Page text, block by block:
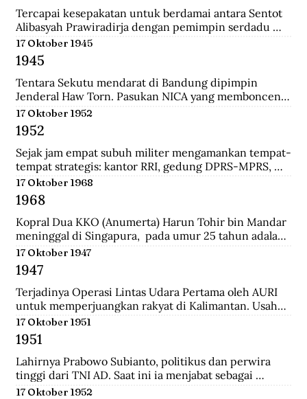
Tercapai kesepakatan untuk berdamai antara Sentot
Alibasyah Prawiradirja dengan pemimpin serdadu
Belanda sehingga Sentot menghentikan peperangan.
Sentot Alibasyah (Pasha 'yang tinggi') menjadi
panglima di pasukan Diponegoro waktu masih
berumur 17 tahun. Ia adalah keturunan bupati
Madiun.
17 Oktober 1945
1945
Tentara Sekutu mendarat di Bandung dipimpin
Jenderal Haw Torn. Pasukan NICA yang membonceng
Sekutu berusaha mengembalikan kekuasaan Belanda
di Indonesia. Secara sepihak Sekutu meminta agar
senjata yang dilucuti pasukan TKR dari tentara
Jepang diserahkan kepada Sekutu.
17 Oktober 1952
1952
Sejak jam empat subuh militer mengamankan tempat-
tempat strategis: kantor RRI, gedung DPRS-MPRS,
dan stasiun-stasiun keretapi. Pukul delapan pagi,
kerumuman massa menjalar; mereka diangkut dari
pabrik-pabrik di luar kota, sisanya dari Jakarta
dikelola jagoan-jagoan Betawi. Tentara mengorganisir
demonstrasi itu, dengan dukungan tank dan artileri,
bergerak ke istana presiden, menuntut pembubaran
parlemen.
17 Oktober 1968
1968
Kopral Dua KKO (Anumerta) Harun Tohir bin Mandar
meninggal di Singapura,  pada umur 25 tahun adalah
salah satu dari dua anggota KKO Korps Komando; kini
disebut Korps Marinir Indonesia yang ditangkap di
Singapura pada saat terjadinya Konfrontasi dengan
Malaysia. Bersama dengan seorang anggota KKO
lainnya bernama Usman, ia dihukum gantung oleh
pemerintah Singapura pada Oktober 1968 dengan
tuduhan meletakkan bom di wilayah pusat kota
Singapura yang padat pada 10 Maret 1965.
17 Oktober 1947
1947
Terjadinya Operasi Lintas Udara Pertama oleh AURI
untuk memperjuangkan rakyat di Kalimantan. Usaha
ini berhasil menerobos blokade udara Belanda dan
berhasil menerjunkan pasukan didaratan Kalimantan
dan membantu pasukan gerilaya dalam melawan
NICA.
17 Oktober 1951
1951
Lahirnya Prabowo Subianto, politikus dan perwira
tinggi dari TNI AD. Saat ini ia menjabat sebagai
Menteri Pertahanan.
17 Oktober 1952